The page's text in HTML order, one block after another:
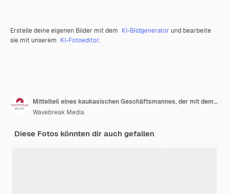
Erstelle deine eigenen Bilder mit dem KI-Bildgenerator und bearbeite
sie mit unserem KI-Fotoeditor.
Mittelteil eines kaukasischen Geschäftsmannes, der mit dem Finger zeigt, isoliert auf grauem Hintergrund. Geschäftstechnologie-, Kommunikations- und Wachstumskonzept.
Wavebreak Media
Diese Fotos könnten dir auch gefallen